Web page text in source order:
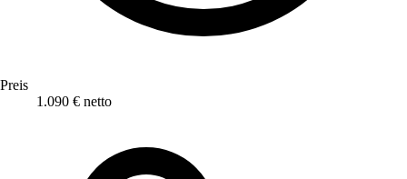
Preis
1.090 € netto